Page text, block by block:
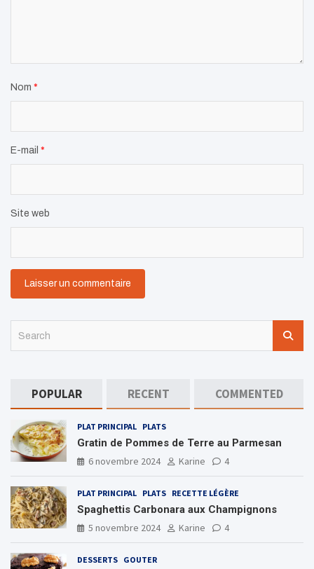
Nom *
E-mail *
Site web
POPULAR RECENT COMMENTED
PLAT PRINCIPAL PLATS
Gratin de Pommes de Terre au Parmesan
6 novembre 2024
Karine 4
PLAT PRINCIPAL PLATS RECETTE LÉGÈRE
Spaghettis Carbonara aux Champignons
5 novembre 2024
Karine 4
DESSERTS GOUTER